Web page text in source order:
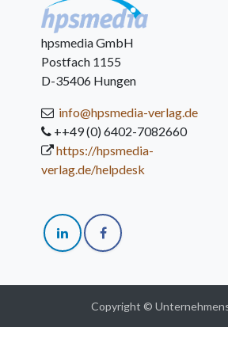
hpsmedia GmbH
Postfach 1155
D-35406 Hungen
info@hpsmedia-verlag.de
++49 (0) 6402-7082660
https://hpsmedia-
verlag.de/helpdesk
Copyright ©